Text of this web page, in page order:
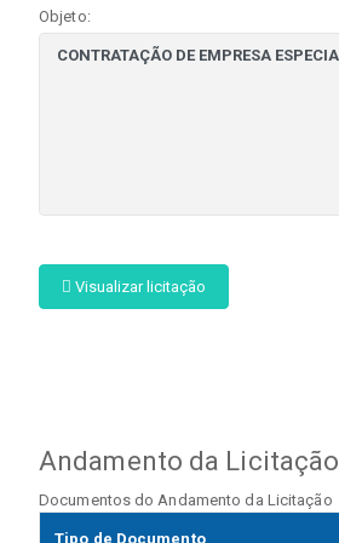
Objeto:
Visualizar licitação
Andamento da Licitação
Documentos do Andamento da Licitação
Tipo de Documento